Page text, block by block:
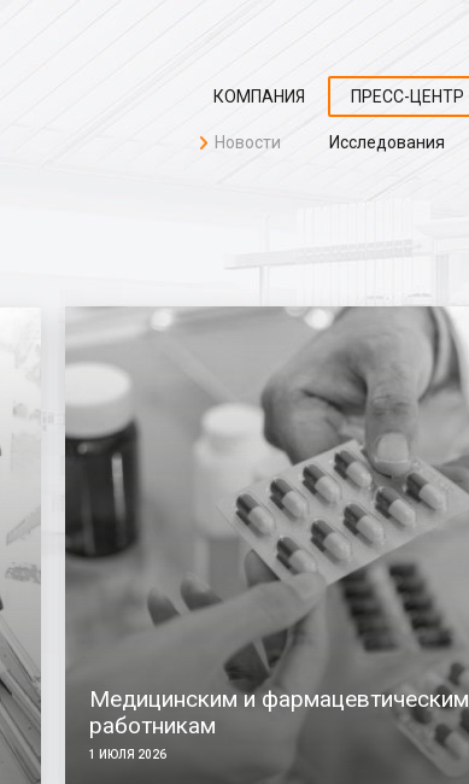
КОМПАНИЯ ПРЕСС-ЦЕНТР
Новости Исследования
Медицинским и фармацевтическим
работникам
1 ИЮЛЯ 2026